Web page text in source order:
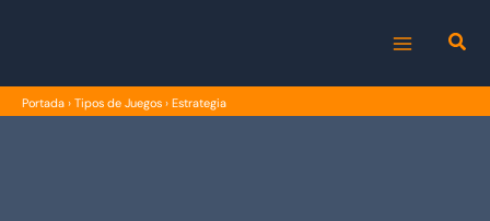
MENU
Portada › Tipos de Juegos › Estrategia